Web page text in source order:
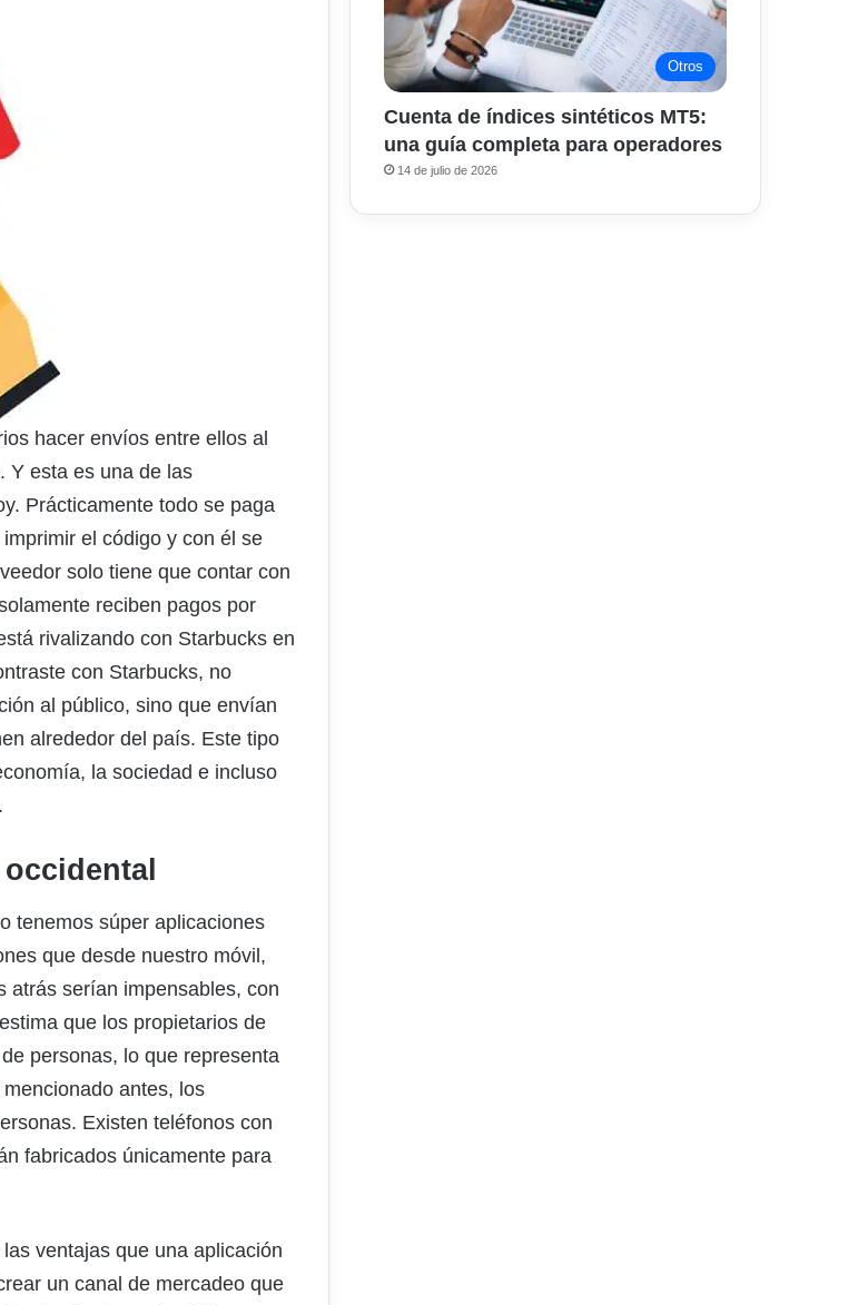
hacer envíos entre ellos al
Y esta es una de las
Prácticamente todo se paga
el código y con él se
solo tiene que contar con
reciben pagos por
rivalizando con Starbucks en
con Starbucks, no
al público, sino que envían
alrededor del país. Este tipo
la sociedad e incluso
tenemos súper aplicaciones
que desde nuestro móvil,
atrás serían impensables, con
que los propietarios de
personas, lo que representa
antes, los
Existen teléfonos con
fabricados únicamente para
ventajas que una aplicación
un canal de mercadeo que
Otros
Cuenta de índices sintéticos MT5:
una guía completa para operadores
14 de julio de 2026